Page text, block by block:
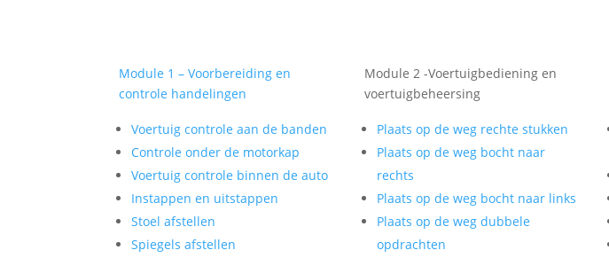
Module 1 – Voorbereiding en
controle handelingen
Voertuig controle aan de banden
Controle onder de motorkap
Voertuig controle binnen de auto
Instappen en uitstappen
Stoel afstellen
Spiegels afstellen
Module 2 -Voertuigbediening en
voertuigbeheersing
Plaats op de weg rechte stukken
Plaats op de weg bocht naar
rechts
Plaats op de weg bocht naar links
Plaats op de weg dubbele
opdrachten